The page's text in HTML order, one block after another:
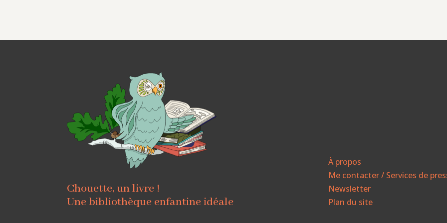
Chouette, un livre !
Une bibliothèque enfantine idéale
À propos
Me contacter / Services de
Newsletter
Plan du site